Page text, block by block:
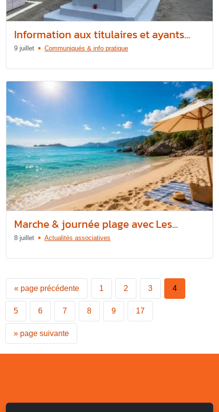
Information aux titulaires et ayants...
9 juillet Communiqués & info pratique
Marche & journée plage avec Les...
8 juillet Actualités associatives
« page précédente 1 2 3 4
5 6 7 8 9 17
» page suivante